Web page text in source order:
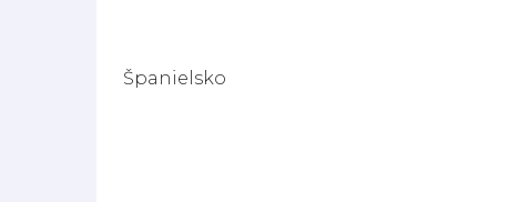
Španielsko